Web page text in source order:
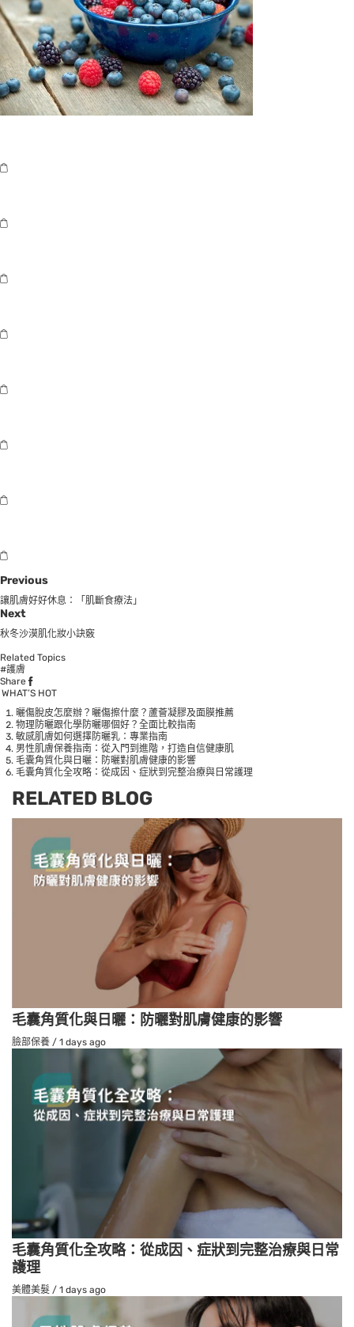
Previous
讓肌膚好好休息：「肌斷食療法」
Next
秋冬沙漠肌化妝小訣竅
Related Topics
#護膚
Share
WHAT’S HOT
曬傷脫皮怎麼辦？曬傷擦什麼？蘆薈凝膠及面膜推薦
物理防曬跟化學防曬哪個好？全面比較指南
敏感肌膚如何選擇防曬乳：專業指南
男性肌膚保養指南：從入門到進階，打造自信健康肌
毛囊角質化與日曬：防曬對肌膚健康的影響
毛囊角質化全攻略：從成因、症狀到完整治療與日常護理
RELATED BLOG
毛囊角質化與日曬：防曬對肌膚健康的影響
臉部保養 / 1 days ago
毛囊角質化全攻略：從成因、症狀到完整治療與日常
護理
美體美髮 / 1 days ago